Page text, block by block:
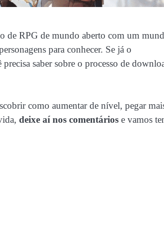
de RPG de mundo aberto com um
para conhecer. Se já o
saber sobre o processo de
como aumentar de nível, pegar
deixe aí nos comentários e vamos